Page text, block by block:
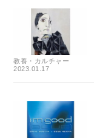
教養・カルチャー
2023.01.17